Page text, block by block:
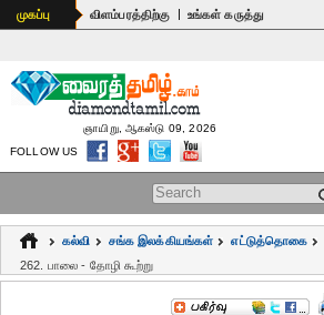
உலகம்
பொதுஅறிவு
கல்வி
ஆன்மிகம்
முகப்பு விளம்பரத்திற்கு | உங்கள் கருத்து
Search form
ஞாயிறு, ஆகஸ்டு 09, 2026
FOLLOW US
கல்வி சங்க இலக்கியங்கள் எட்டுத்தொகை
262. பாலை - தோழி கூற்று